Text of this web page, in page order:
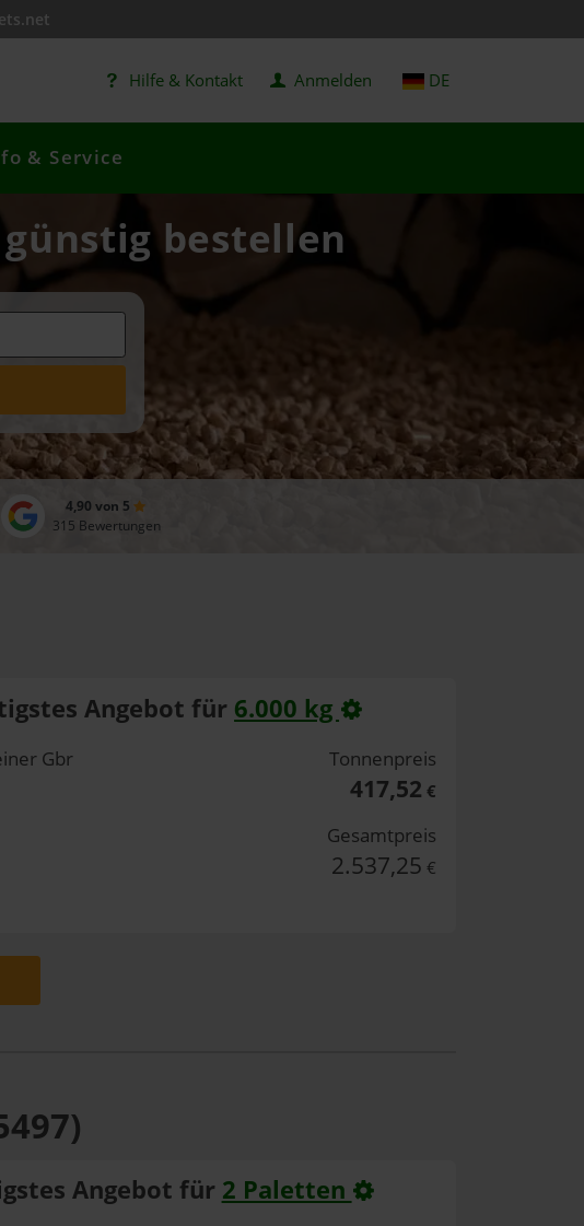
Hilfe & Kontakt Anmelden DE
& Service
bestellen
4,90 von 5
315 Bewertungen
Angebot für 6.000 kg
Gbr Tonnenpreis
417,52 €
Gesamtpreis
2.537,25 €
Angebot für 2 Paletten